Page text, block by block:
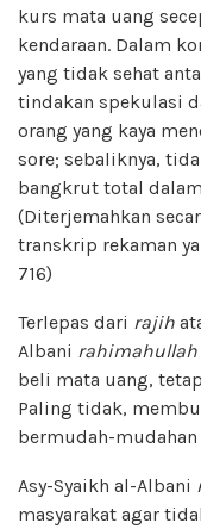
kurs mata uang
kendaraan. Dalam
yang tidak sehat
tindakan spekulasi
orang yang kaya
sore; sebaliknya,
bangkrut total
(Diterjemahkan
transkrip rekaman
716)
Terlepas dari rajih
Albani rahimahullah
beli mata uang,
Paling tidak,
bermudah-
Asy-Syaikh al-Albani
masyarakat agar